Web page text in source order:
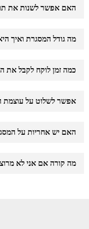
האם אפשר לשנות את
מה גודל המסגרת ואיך
כמה זמן לוקח לקבל את
אפשר לשלוט על עוצמת
האם יש אחריות על
מה קורה אם אני לא